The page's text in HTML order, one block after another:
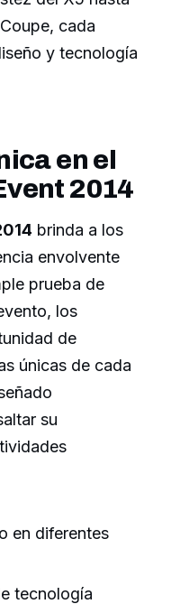
cada
y tecnología
en el
2014
brinda a los
envolvente
prueba de
los
de
únicas de cada
su
en diferentes
tecnología